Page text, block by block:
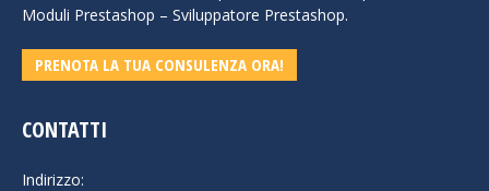
Moduli Prestashop – Sviluppatore Prestashop.
PRENOTA LA TUA CONSULENZA ORA!
CONTATTI
Indirizzo: